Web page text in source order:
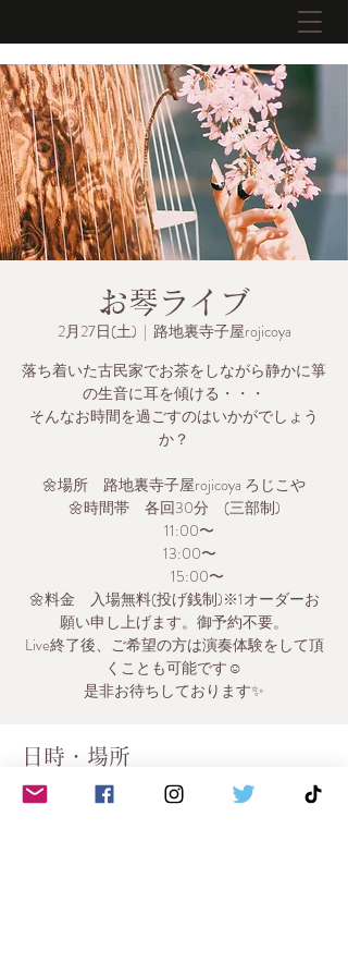
お琴ライブ
2月27日(土)
  |
路地裏寺子屋rojicoya
落ち着いた古民家でお茶をしながら静かに箏
の生音に耳を傾ける・・・
そんなお時間を過ごすのはいかがでしょう
か？
🌼場所 路地裏寺子屋rojicoya ろじこや
🌼時間帯 各回30分 (三部制)
11:00〜
13:00〜
15:00〜
🌼料金 入場無料(投げ銭制)※1オーダーお
願い申し上げます。御予約不要。
Live終了後、ご希望の方は演奏体験をして頂
くことも可能です☺️
是非お待ちしております✨
日時・場所
2021年2月27日 11:00 – 15:30